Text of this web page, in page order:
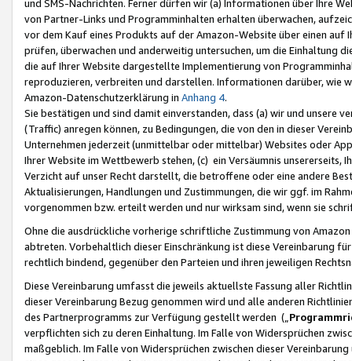
und SMS-Nachrichten. Ferner dürfen wir (a) Informationen über Ihre
von Partner-Links und Programminhalten erhalten überwachen,
vor dem Kauf eines Produkts auf der Amazon-Website über einen
prüfen, überwachen und anderweitig untersuchen, um die Einhaltung
die auf Ihrer Website dargestellte Implementierung von
reproduzieren, verbreiten und darstellen. Informationen darüber, wie
Amazon-Datenschutzerklärung in Anhang 4.
Sie bestätigen und sind damit einverstanden, dass (a) wir und
(Traffic) anregen können, zu Bedingungen, die von den in dieser
Unternehmen jederzeit (unmittelbar oder mittelbar) Websites oder
Ihrer Website im Wettbewerb stehen, (c) ein Versäumnis unsererseits,
Verzicht auf unser Recht darstellt, die betroffene oder eine andere
Aktualisierungen, Handlungen und Zustimmungen, die wir ggf. im
vorgenommen bzw. erteilt werden und nur wirksam sind, wenn sie
Ohne die ausdrückliche vorherige schriftliche Zustimmung von
abtreten. Vorbehaltlich dieser Einschränkung ist diese Vereinbarung
rechtlich bindend, gegenüber den Parteien und ihren jeweiligen
Diese Vereinbarung umfasst die jeweils aktuellste Fassung aller
dieser Vereinbarung Bezug genommen wird und alle anderen
des Partnerprogramms zur Verfügung gestellt werden („
verpflichten sich zu deren Einhaltung. Im Falle von Widersprüchen
maßgeblich. Im Falle von Widersprüchen zwischen dieser